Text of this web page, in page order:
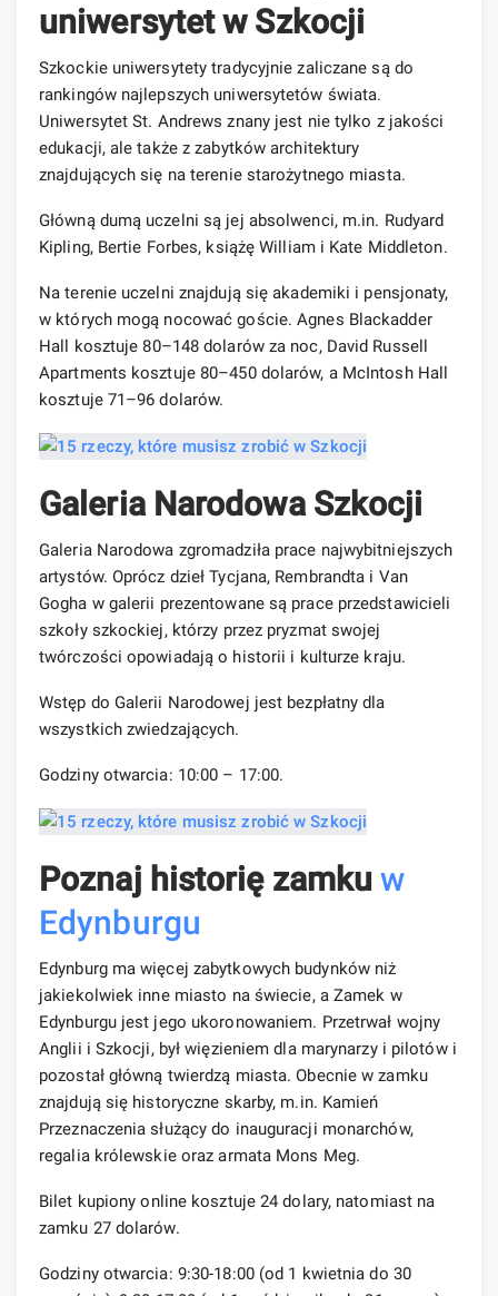
uniwersytet w Szkocji
Szkockie uniwersytety tradycyjnie zaliczane są do
rankingów najlepszych uniwersytetów świata.
Uniwersytet St. Andrews znany jest nie tylko z jakości
edukacji, ale także z zabytków architektury
znajdujących się na terenie starożytnego miasta.
Główną dumą uczelni są jej absolwenci, m.in. Rudyard
Kipling, Bertie Forbes, książę William i Kate Middleton.
Na terenie uczelni znajdują się akademiki i pensjonaty,
w których mogą nocować goście. Agnes Blackadder
Hall kosztuje 80–148 dolarów za noc, David Russell
Apartments kosztuje 80–450 dolarów, a McIntosh Hall
kosztuje 71–96 dolarów.
Galeria Narodowa Szkocji
Galeria Narodowa zgromadziła prace najwybitniejszych
artystów. Oprócz dzieł Tycjana, Rembrandta i Van
Gogha w galerii prezentowane są prace przedstawicieli
szkoły szkockiej, którzy przez pryzmat swojej
twórczości opowiadają o historii i kulturze kraju.
Wstęp do Galerii Narodowej jest bezpłatny dla
wszystkich zwiedzających.
Godziny otwarcia: 10:00 – 17:00.
Poznaj historię zamkuw
Edynburgu
Edynburg ma więcej zabytkowych budynków niż
jakiekolwiek inne miasto na świecie, a Zamek w
Edynburgu jest jego ukoronowaniem. Przetrwał wojny
Anglii i Szkocji, był więzieniem dla marynarzy i pilotów i
pozostał główną twierdzą miasta. Obecnie w zamku
znajdują się historyczne skarby, m.in. Kamień
Przeznaczenia służący do inauguracji monarchów,
regalia królewskie oraz armata Mons Meg.
Bilet kupiony online kosztuje 24 dolary, natomiast na
zamku 27 dolarów.
Godziny otwarcia: 9:30-18:00 (od 1 kwietnia do 30